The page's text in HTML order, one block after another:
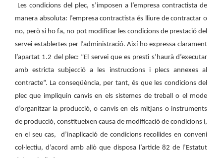
Les condicions del plec, s’imposen a l’empresa contractista de
manera absoluta: l’empresa contractista és lliure de contractar o
no, però si ho fa, no pot modificar les condicions de prestació del
servei establertes per l’administració. Així ho expressa clarament
l’apartat 1.2 del plec: “El servei que es presti s’haurà d’executar
amb estricta subjecció a les instruccions i plecs annexes al
contracte”. La conseqüència, per tant, és que les condicions del
plec que impliquin canvis en els sistemes de treball o el mode
d’organitzar la producció, o canvis en els mitjans o instruments
de producció, constitueixen causa de modificació de condicions i,
en el seu cas,
d’inaplicació de condicions recollides en conveni
col·lectiu, d’acord amb allò que disposa l’article 82 de l’Estatut